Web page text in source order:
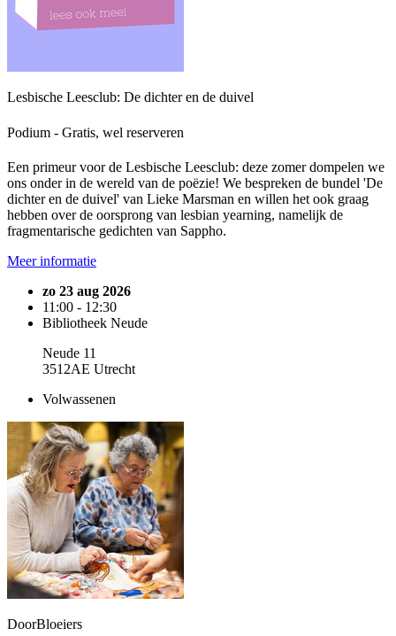
Lesbische Leesclub: De dichter en de duivel
Podium - Gratis, wel reserveren
Een primeur voor de Lesbische Leesclub: deze zomer dompelen we
ons onder in de wereld van de poëzie! We bespreken de bundel 'De
dichter en de duivel' van Lieke Marsman en willen het ook graag
hebben over de oorsprong van lesbian yearning, namelijk de
fragmentarische gedichten van Sappho.
Meer informatie
zo 23 aug 2026
11:00 - 12:30
Bibliotheek Neude
Neude 11
3512AE Utrecht
Volwassenen
DoorBloeiers